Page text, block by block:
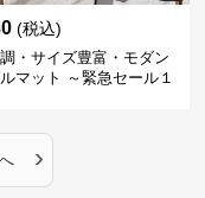
(税込)
・サイズ豊富・モダン
マット ～緊急セール１
›